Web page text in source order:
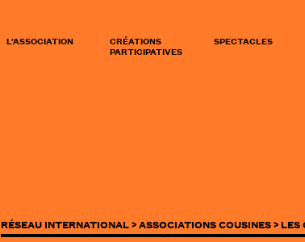
L’ASSOCIATION CRÉATIONS
PARTICIPATIVES
SPECTACLES
RÉSEAU INTERNATIONAL >ASSOCIATIONS COUSINES > LES